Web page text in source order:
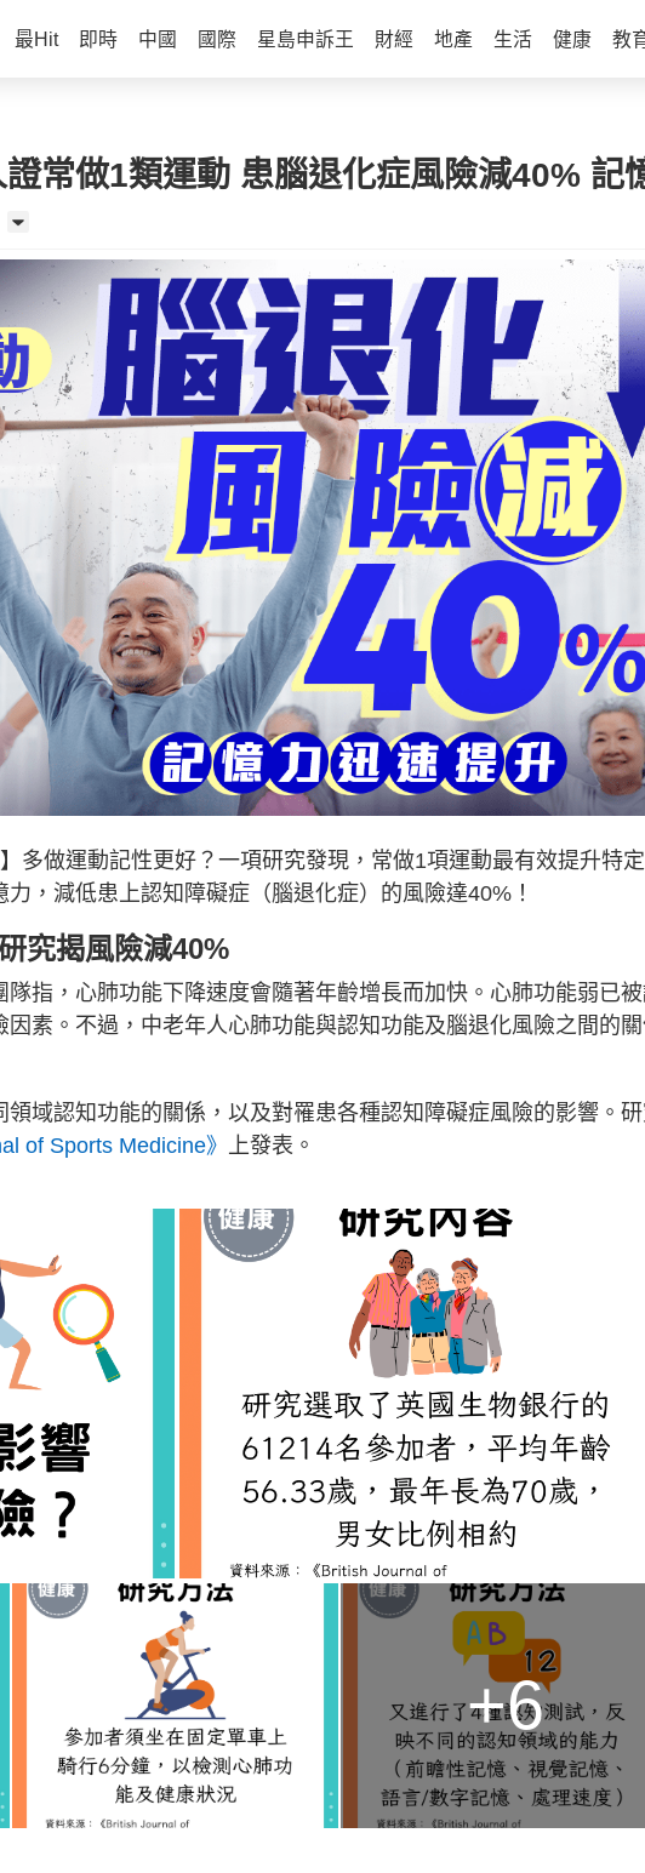
最Hit 即時 中國 國際 星島申訴王 財經 地產 生活 健康 教
常做1類運動 患腦退化症風險減40% 記
多做運動記性更好？一項研究發現，常做1項運動最有效提升特
，減低患上認知障礙症（腦退化症）的風險達40%！
究揭風險減40%
指，心肺功能下降速度會隨著年齡增長而加快。心肺功能弱已
素。不過，中老年人心肺功能與認知功能及腦退化風險之間的
域認知功能的關係，以及對罹患各種認知障礙症風險的影響。
of Sports Medicine》 上發表。
+6